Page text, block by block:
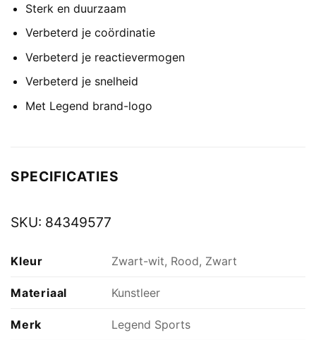
Sterk en duurzaam
Verbeterd je coördinatie
Verbeterd je reactievermogen
Verbeterd je snelheid
Met Legend brand-logo
SPECIFICATIES
SKU: 84349577
Kleur Zwart-wit, Rood, Zwart
Materiaal Kunstleer
Merk Legend Sports